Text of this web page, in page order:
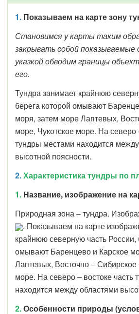
1. Показываем на карте зону
Становимся у карты таким
закрывать собой
указкой обводим границы
его.
Тундра занимает крайнюю
берега которой омывают
моря, затем море Лаптевых,
море, Чукотское море. На северо
тундры местами находится
высотной поясности.
2.Характеристика тундры по
1. Название, изображение на
Природная зона – тундра.
. Показываем на карте
крайнюю северную часть России,
омывают Баренцево и Карское
Лаптевых, Восточно – Сибирское
море. На северо – востоке часть
находится между областями
2.Особенности природы